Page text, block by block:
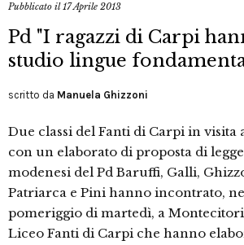
Pubblicato il17 Aprile 2013
Pd "I ragazzi di Carpi
studio lingue
scritto da Manuela Ghizzoni
Due classi del Fanti di Carpi in
con un elaborato di proposta di
modenesi del Pd Baruffi, Galli,
Patriarca e Pini hanno incontrato,
pomeriggio di martedì, a
Liceo Fanti di Carpi che hanno